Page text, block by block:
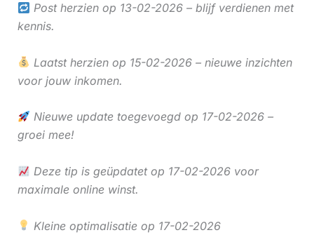
Post herzien op 13-02-2026 – blijf verdienen met
kennis.
Laatst herzien op 15-02-2026 – nieuwe inzichten
voor jouw inkomen.
Nieuwe update toegevoegd op 17-02-2026 –
groei mee!
Deze tip is geüpdatet op 17-02-2026 voor
maximale online winst.
Kleine optimalisatie op 17-02-2026